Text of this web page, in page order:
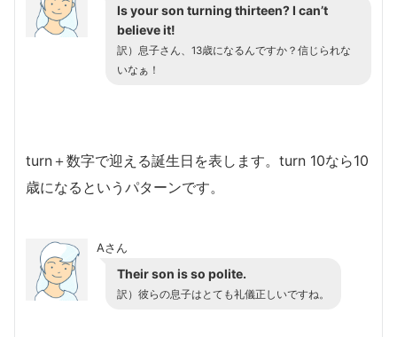
Is your son turning thirteen? I can’t
believe it!
訳）息子さん、13歳になるんですか？信じられな
いなぁ！
turn＋数字で迎える誕生日を表します。turn 10なら10
歳になるというパターンです。
Aさん
Their son is so polite.
訳）彼らの息子はとても礼儀正しいですね。